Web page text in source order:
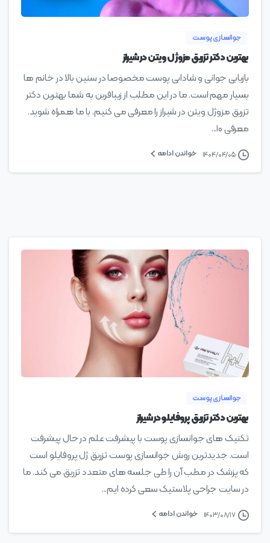
جوانسازی پوست
بهترین دکتر تزریق مزوژل ویتن در شیراز
بازیابی جوانی و شادابی پوست مخصوصا در سنین بالا در خانم ها
بسیار مهم است. ما در این مطلب از زیبافرین به شما بهترین دکتر
تزریق مزوژل ویتن در شیراز را معرفی می کنیم. با ما همراه شوید.
معرفی ۱۰...
۱۴۰۴/۰۴/۰۵ خواندن ادامه
جوانسازی پوست
بهترین دکتر تزریق پروفایلو در شیراز
تکنیک های جوانسازی پوست با پیشرفت علم در حال پیشرفت
است. جدیدترین روش جوانسازی پوست تزریق ژل پروفایلو است
که پزشک در مطب آن را طی جلسه های متعدد تزریق می کند. ما
در سایت جراحی پلاستیک سعی کرده ایم...
۱۴۰۳/۰۸/۱۷ خواندن ادامه